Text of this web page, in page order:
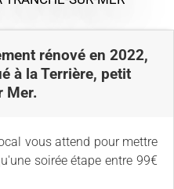
rénové en 2022,
à la Terrière, petit
Mer.
vous attend pour mettre
soirée étape entre 99€